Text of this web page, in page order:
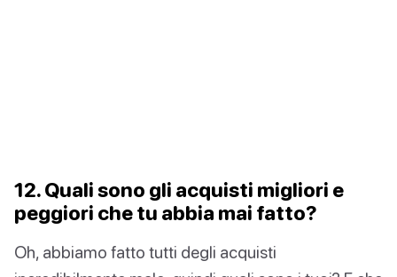
12. Quali sono gli acquisti migliori e
peggiori che tu abbia mai fatto?
Oh, abbiamo fatto tutti degli acquisti